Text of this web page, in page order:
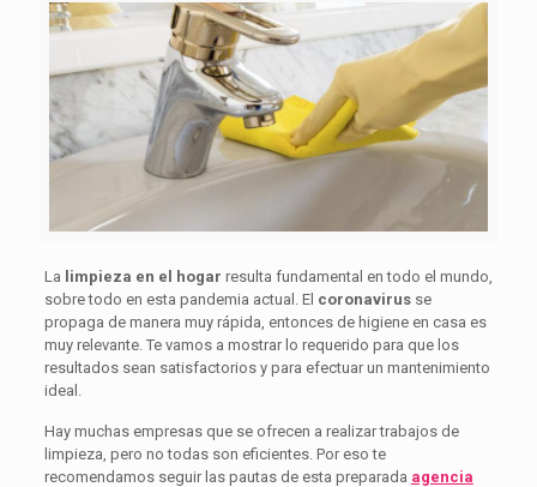
La limpieza en el hogar resulta fundamental en todo el mundo,
sobre todo en esta pandemia actual. El coronavirusse
propaga de manera muy rápida, entonces de higiene en casa es
muy relevante. Te vamos a mostrar lo requerido para que los
resultados sean satisfactorios y para efectuar un mantenimiento
ideal.
Hay muchas empresas que se ofrecen a realizar trabajos de
limpieza, pero no todas son eficientes. Por eso te
recomendamos seguir las pautas de esta preparada agencia